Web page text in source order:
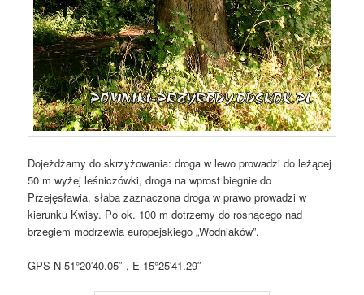
Dojeżdżamy do skrzyżowania: droga w lewo prowadzi do leżącej
50 m wyżej leśniczówki, droga na wprost biegnie do
Przejęsławia, słaba zaznaczona droga w prawo prowadzi w
kierunku Kwisy. Po ok. 100 m dotrzemy do rosnącego nad
brzegiem modrzewia europejskiego „Wodniaków”.
GPS N 51°20′40.05″ , E 15°25′41.29″